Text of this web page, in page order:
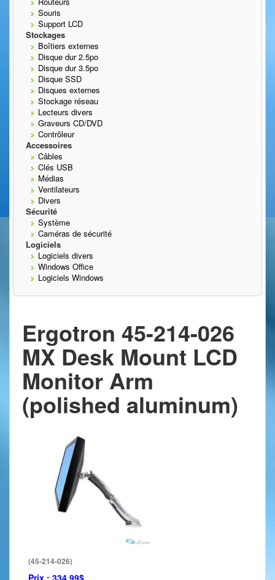
Souris
Support LCD
Stockages
Boîtiers externes
Disque dur 2.5po
Disque dur 3.5po
Disque SSD
Disques externes
Stockage réseau
Lecteurs divers
Graveurs CD/DVD
Contrôleur
Accessoires
Câbles
Clés USB
Médias
Ventilateurs
Divers
Sécurité
Système
Caméras de sécurité
Logiciels
Logiciels divers
Windows Office
Logiciels Windows
Ergotron 45-214-026
MX Desk Mount LCD
Monitor Arm
(polished aluminum)
(45-214-026)
Prix : 334.99$